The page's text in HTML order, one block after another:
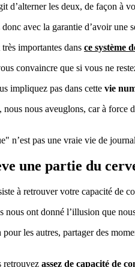
d’alterner les deux, de façon à
avec la garantie d’avoir une
importantes dans ce système
convaincre que si vous ne
impliquez pas dans cette vie
nous nous aveuglons, car à force
n’est pas une vraie vie de
une partie du
à retrouver votre capacité de
nous ont donné l’illusion que
les autres, partager des
retrouvez assez de capacité de